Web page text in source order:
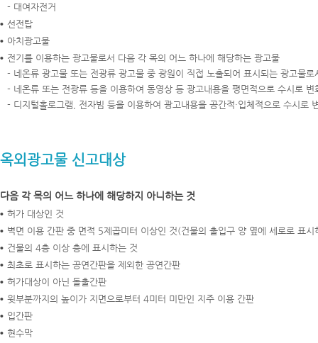
- 대여자전거
선전탑
아치광고물
전기를 이용하는 광고물로서 다음 각 목의 어느 하나에 해당하는 광고물
- 네온류 광고물 또는 전광류 광고물 중 광원이 직접 노출되어 표시되는 광고물
- 네온류 또는 전광류 등을 이용하여 동영상 등 광고내용을 평면적으로 수시로 변
- 디지털홀로그램, 전자빔 등을 이용하여 광고내용을 공간적·입체적으로 수시로
옥외광고물 신고대상
다음 각 목의 어느 하나에 해당하지 아니하는 것
허가 대상인 것
벽면 이용 간판 중 면적 5제곱미터 이상인 것(건물의 출입구 양 옆에 세로로 표시
건물의 4층 이상 층에 표시하는 것
최초로 표시하는 공연간판을 제외한 공연간판
허가대상이 아닌 돌출간판
윗부분까지의 높이가 지면으로부터 4미터 미만인 지주 이용 간판
입간판
현수막